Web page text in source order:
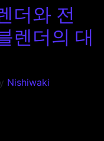
더와 전
렌더의 대
Nishiwaki